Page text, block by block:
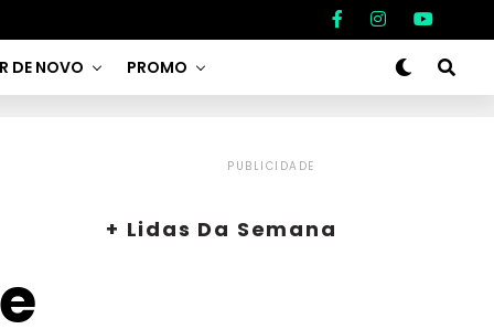
DE NOVO PROMO
PUBLICIDADE
+ Lidas Da Semana